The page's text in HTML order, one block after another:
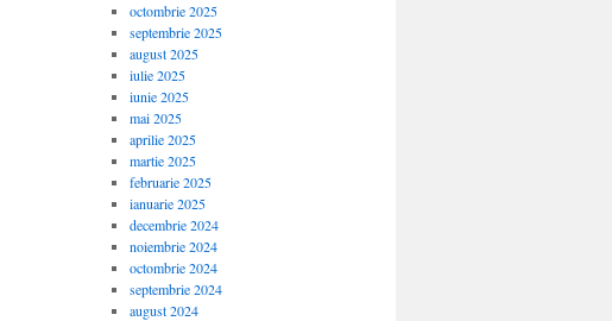
octombrie 2025
septembrie 2025
august 2025
iulie 2025
iunie 2025
mai 2025
aprilie 2025
martie 2025
februarie 2025
ianuarie 2025
decembrie 2024
noiembrie 2024
octombrie 2024
septembrie 2024
august 2024